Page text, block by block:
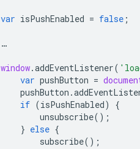
var isPushEnabled = false ;
…
window.addEventListener(
var pushButton =
pushButton .
if (isPushEnabled)
{
unsubscribe();
} else {
subscribe();